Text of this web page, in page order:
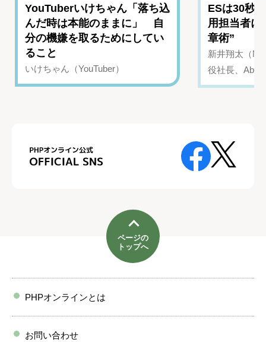
YouTuberいけちゃん「落ち込
んだ時は本能のままに」 自
分の機嫌を取るためにしてい
ること
いけちゃん（YouTuber）
ESは30秒
用担当者に
章術”
新井翔太（
役社長、
ページの
トップへ
PHPオンラインとは
お問い合わせ